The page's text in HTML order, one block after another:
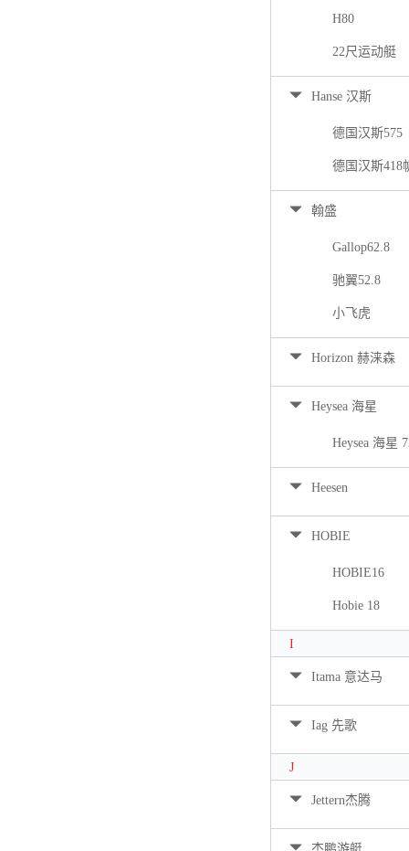
H80
22尺运动艇
Hanse 汉斯
德国汉斯575
德国汉斯418
翰盛
Gallop62.8
驰翼52.8
小飞虎
Horizon 赫涞森
Heysea 海星
Heysea 海星
Heesen
HOBIE
HOBIE16
Hobie 18
I
Itama 意达马
Iag 先歌
J
Jettern杰腾